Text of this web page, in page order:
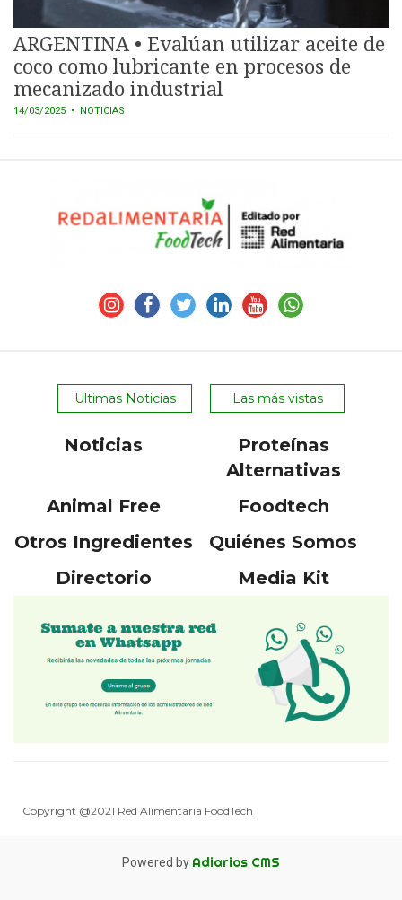
ARGENTINA • Evalúan utilizar aceite de
coco como lubricante en procesos de
mecanizado industrial
14/03/2025 • NOTICIAS
Ultimas Noticias Las más vistas
Noticias
Proteínas
Alternativas
Animal Free
Foodtech
Otros Ingredientes
Quiénes Somos
Directorio
Media Kit
Copyright @2021 Red Alimentaria FoodTech
Powered by Adiarios CMS